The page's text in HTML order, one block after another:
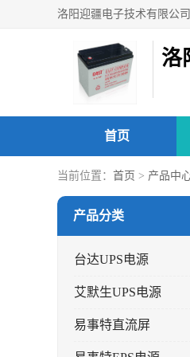
洛
首页
当前位置： 首页 > 产品中
产品分类
台达UPS电源
艾默生UPS电源
易事特直流屏